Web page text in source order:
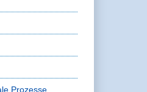
Prozesse